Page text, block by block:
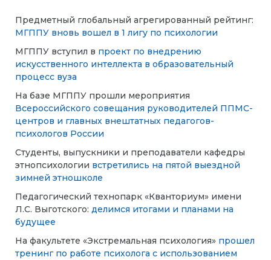
Предметный глобальный агрегированный рейтинг:
МГППУ вновь вошел в 1 лигу по психологии
МГППУ вступил в проект по внедрению
искусственного интеллекта в образовательный
процесс вуза
На базе МГППУ прошли мероприятия
Всероссийского совещания руководителей ППМС-
центров и главных внештатных педагогов-
психологов России
Студенты, выпускники и преподаватели кафедры
этнопсихологии встретились на пятой выездной
зимней этношколе
Педагогический технопарк «Кванториум» имени
Л.С. Выготского: делимся итогами и планами на
будущее
На факультете «Экстремальная психология» прошел
тренинг по работе психолога с использованием